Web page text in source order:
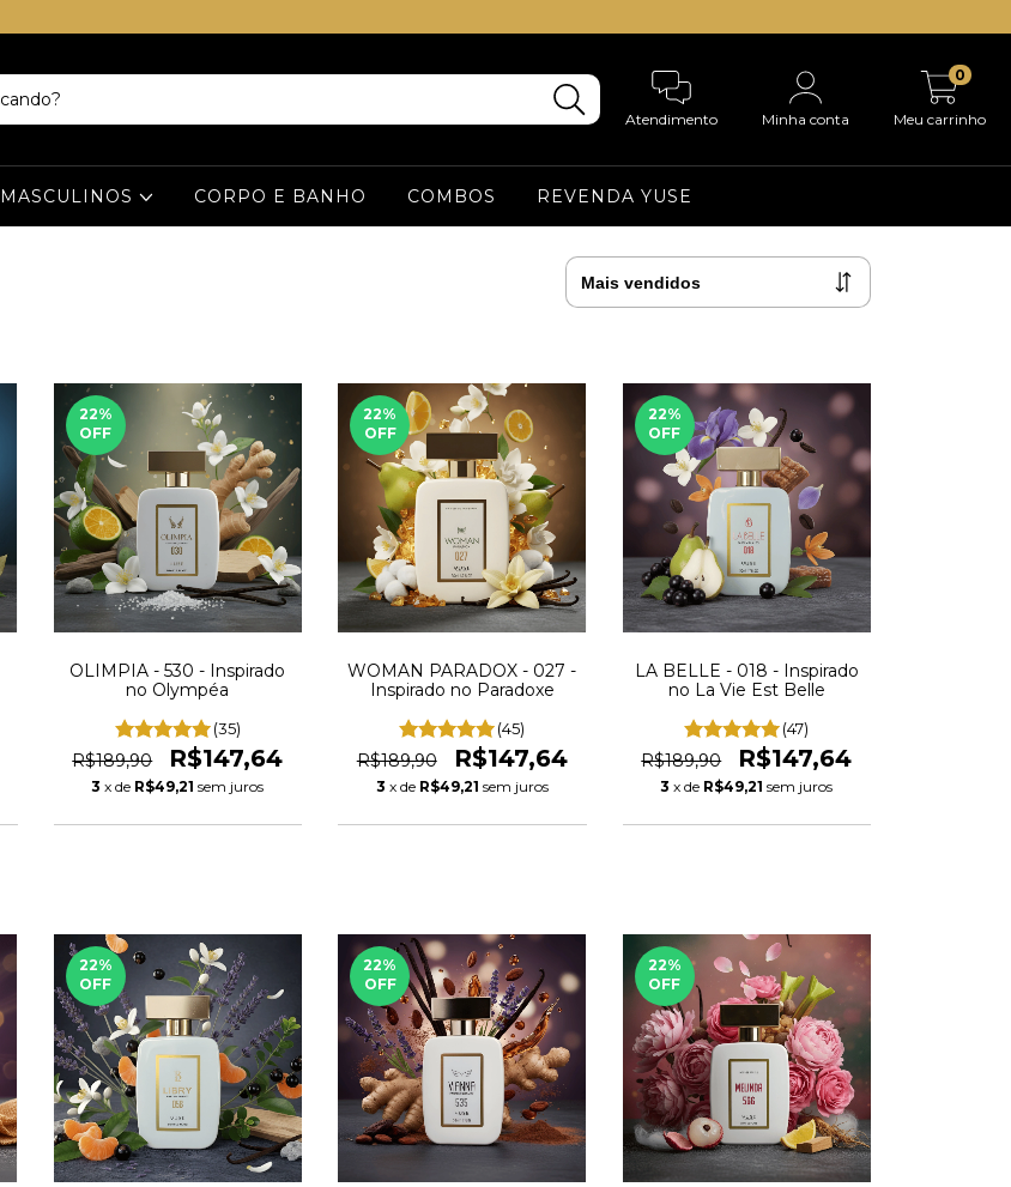
Atendimento Minha conta Meu carrinho
0
MASCULINOS CORPO E BANHO COMBOS REVENDA YUSE
22%
OFF
OLIMPIA - 530 - Inspirado
no Olympéa
(35)
R$189,90 R$147,64
3 x de R$49,21 sem juros
22%
OFF
WOMAN PARADOX - 027 -
Inspirado no Paradoxe
(45)
R$189,90 R$147,64
3 x de R$49,21 sem juros
22%
OFF
LA BELLE - 018 - Inspirado
no La Vie Est Belle
(47)
R$189,90 R$147,64
3 x de R$49,21 sem juros
22%
OFF
22%
OFF
22%
OFF